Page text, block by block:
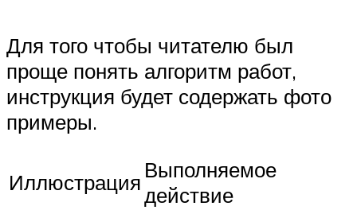
Для того чтобы читателю был
проще понять алгоритм работ,
инструкция будет содержать фото
примеры.
Иллюстрация Выполняемое
действие